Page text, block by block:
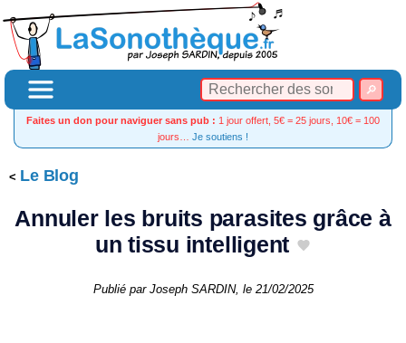
Faites un don pour naviguer sans pub : 1 jour offert, 5€ = 25 jours, 10€ = 100
jours… Je soutiens !
Le Blog
Annuler les bruits parasites grâce à
un tissu intelligent
Publié par Joseph SARDIN, le 21/02/2025